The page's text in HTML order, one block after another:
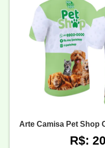
Arte Camisa Pet Shop
R$: